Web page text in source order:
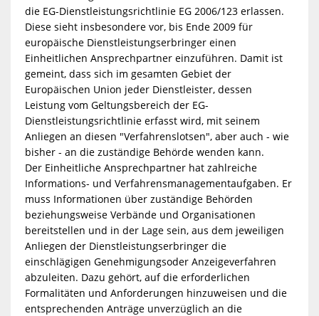
BILDUNG UND KULTUR
BARRIEREFREIHEIT
die EG-Dienstleistungsrichtlinie EG 2006/123 erlassen.
Diese sieht insbesondere vor, bis Ende 2009 für
europäische Dienstleistungserbringer einen
Einheitlichen Ansprechpartner einzuführen. Damit ist
gemeint, dass sich im gesamten Gebiet der
Europäischen Union jeder Dienstleister, dessen
Leistung vom Geltungsbereich der EG-
Dienstleistungsrichtlinie erfasst wird, mit seinem
Anliegen an diesen "Verfahrenslotsen", aber auch - wie
bisher - an die zuständige Behörde wenden kann.
Der Einheitliche Ansprechpartner hat zahlreiche
Informations- und Verfahrensmanagementaufgaben. Er
muss Informationen über zuständige Behörden
beziehungsweise Verbände und Organisationen
bereitstellen und in der Lage sein, aus dem jeweiligen
Anliegen der Dienstleistungserbringer die
einschlägigen Genehmigungsoder Anzeigeverfahren
abzuleiten. Dazu gehört, auf die erforderlichen
Formalitäten und Anforderungen hinzuweisen und die
entsprechenden Anträge unverzüglich an die